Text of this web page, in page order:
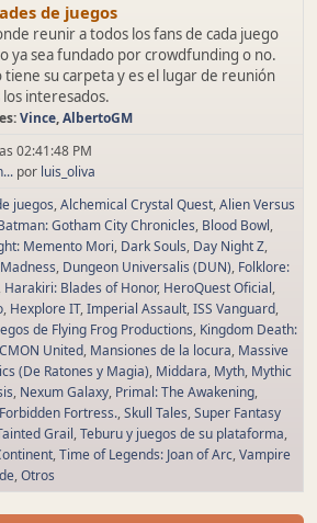
de juegos
reunir a todos los fans de cada juego
ya sea fundado por crowdfunding o no.
tiene su carpeta y es el lugar de reunión
interesados.
Vince,AlbertoGM
02:41:48 PM
por luis_oliva
juegos Alchemical Crystal Quest Alien Versus
Gotham City Chronicles Blood Bowl
Memento Mori Dark Souls Day Night Z
Dungeon Universalis (DUN) Folklore:
Harakiri: Blades of Honor HeroQuest Oficial
Hexplore IT Imperial Assault ISS Vanguard
de Flying Frog Productions Kingdom Death:
CMON United Mansiones de la locura Massive
(De Ratones y Magia) Middara Myth Mythic
Nexum Galaxy Primal: The Awakening
Fortress. Skull Tales Super Fantasy
Grail Teburu y juegos de su plataforma
Time of Legends: Joan of Arc Vampire
Otros